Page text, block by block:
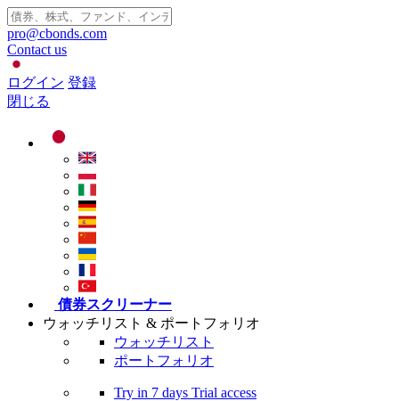
pro@cbonds.com
Contact us
ログイン 登録
閉じる
債券スクリーナー
ウォッチリスト & ポートフォリオ
ウォッチリスト
ポートフォリオ
Try in 7 days Trial access